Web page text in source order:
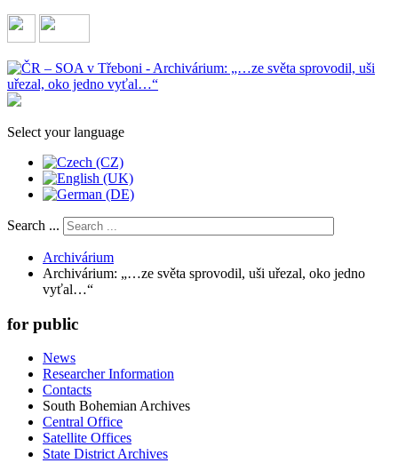
Select your language
Search ...
Archivárium
Archivárium: „…ze světa sprovodil, uši uřezal, oko jedno
vyťal…“
for public
News
Researcher Information
Contacts
South Bohemian Archives
Central Office
Satellite Offices
State District Archives